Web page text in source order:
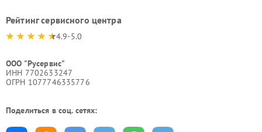
Рейтинг сервисного центра
4.9-5.0
ООО "Русервис"
ИНН 7702633247
ОГРН 1077746335776
Поделиться в соц. сетях: